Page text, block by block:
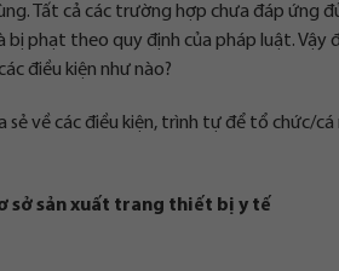
Tất cả các trường hợp chưa đáp ứng
bị phạt theo quy định của pháp luật.
điều kiện như nào?
sẻ về các điều kiện, trình tự để tổ chức/
sở sản xuất trang thiết bị y tế